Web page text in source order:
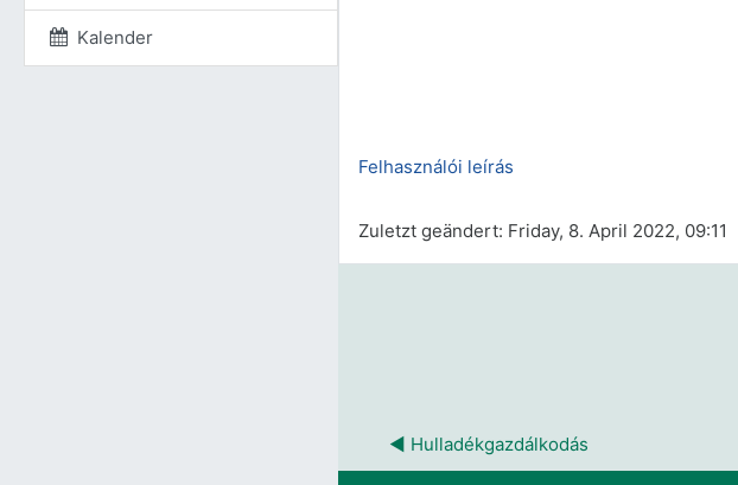
Felhasználói leírás
Zuletzt geändert: Friday, 8. April 2022, 09:11
Kalender
◀︎ Hulladékgazdálkodás